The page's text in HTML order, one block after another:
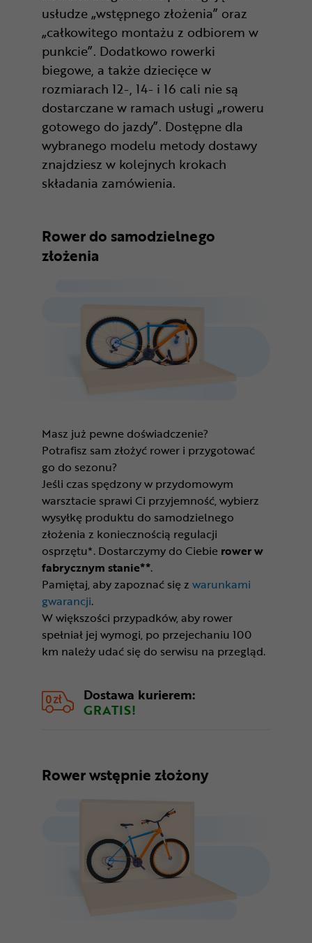
usłudze „wstępnego złożenia” oraz
„całkowitego montażu z odbiorem w
punkcie”. Dodatkowo rowerki
biegowe, a także dziecięce w
rozmiarach 12-, 14- i 16 cali nie są
dostarczane w ramach usługi „roweru
gotowego do jazdy”. Dostępne dla
wybranego modelu metody dostawy
znajdziesz w kolejnych krokach
składania zamówienia.
Rower do samodzielnego
złożenia
Masz już pewne doświadczenie?
Potrafisz sam złożyć rower i przygotować
go do sezonu?
Jeśli czas spędzony w przydomowym
warsztacie sprawi Ci przyjemność, wybierz
wysyłkę produktu do samodzielnego
złożenia z koniecznością regulacji
osprzętu*. Dostarczymy do Ciebie rower w
fabrycznym stanie**.
Pamiętaj, aby zapoznać się z warunkami
gwarancji.
W większości przypadków, aby rower
spełniał jej wymogi, po przejechaniu 100
km należy udać się do serwisu na przegląd.
Dostawa kurierem:
GRATIS!
Rower wstępnie złożony